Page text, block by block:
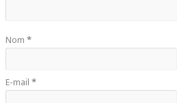
Nom *
E-mail *